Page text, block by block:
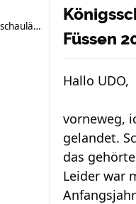
schauläufer
Füssen
Hallo UDO,
vorneweg,
gelandet.
das
Leider war